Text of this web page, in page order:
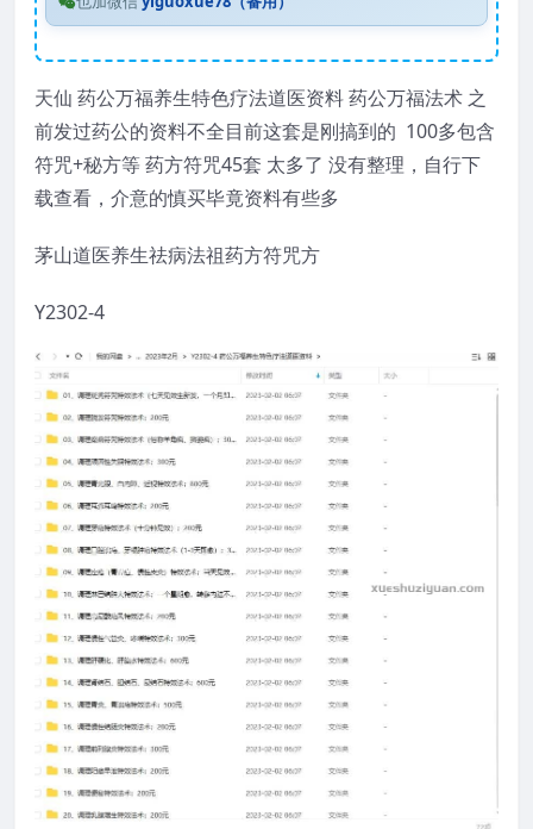
天仙 药公万福养生特色疗法道医资料 药公万福法术 之
前发过药公的资料不全目前这套是刚搞到的 100多包含
符咒+秘方等 药方符咒45套 太多了 没有整理，自行下
载查看，介意的慎买毕竟资料有些多
茅山道医养生祛病法祖药方符咒方
Y2302-4